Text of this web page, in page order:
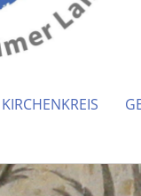
KIRCHENKREIS